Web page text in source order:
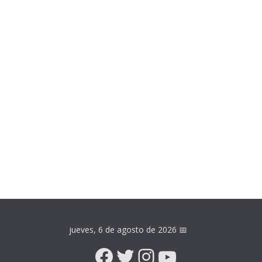
jueves, 6 de agosto de 2026 📅
Facebook
Twitter
Instagram
YouTube